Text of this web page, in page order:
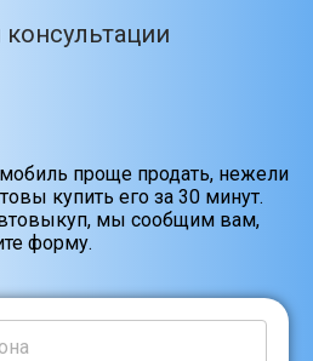
проще продать, нежели
купить его за 30 минут.
мы сообщим вам,
форму.